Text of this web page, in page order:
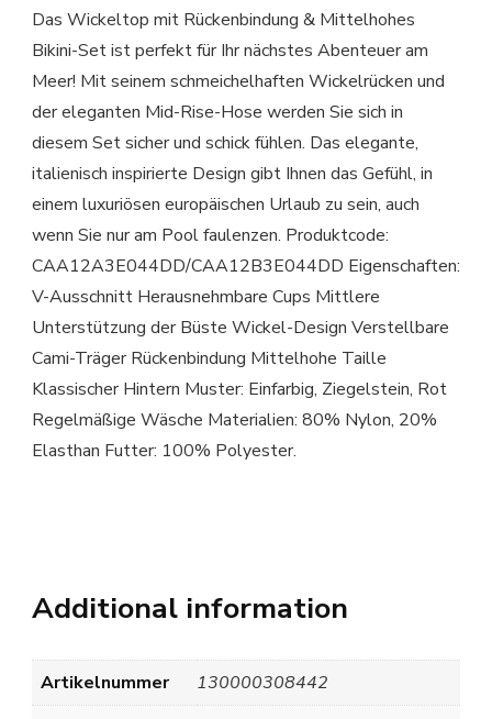
Das Wickeltop mit Rückenbindung & Mittelhohes
Bikini-Set ist perfekt für Ihr nächstes Abenteuer am
Meer! Mit seinem schmeichelhaften Wickelrücken und
der eleganten Mid-Rise-Hose werden Sie sich in
diesem Set sicher und schick fühlen. Das elegante,
italienisch inspirierte Design gibt Ihnen das Gefühl, in
einem luxuriösen europäischen Urlaub zu sein, auch
wenn Sie nur am Pool faulenzen. Produktcode:
CAA12A3E044DD/CAA12B3E044DD Eigenschaften:
V-Ausschnitt Herausnehmbare Cups Mittlere
Unterstützung der Büste Wickel-Design Verstellbare
Cami-Träger Rückenbindung Mittelhohe Taille
Klassischer Hintern Muster: Einfarbig, Ziegelstein, Rot
Regelmäßige Wäsche Materialien: 80% Nylon, 20%
Elasthan Futter: 100% Polyester.
Additional information
Artikelnummer
130000308442